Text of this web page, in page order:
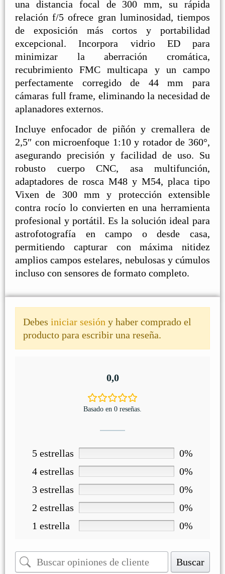
una distancia focal de 300 mm, su rápida
relación f/5 ofrece gran luminosidad, tiempos
de exposición más cortos y portabilidad
excepcional. Incorpora vidrio ED para
minimizar la aberración cromática,
recubrimiento FMC multicapa y un campo
perfectamente corregido de 44 mm para
cámaras full frame, eliminando la necesidad de
aplanadores externos.
Incluye enfocador de piñón y cremallera de
2,5″ con microenfoque 1:10 y rotador de 360°,
asegurando precisión y facilidad de uso. Su
robusto cuerpo CNC, asa multifunción,
adaptadores de rosca M48 y M54, placa tipo
Vixen de 300 mm y protección extensible
contra rocío lo convierten en una herramienta
profesional y portátil. Es la solución ideal para
astrofotografía en campo o desde casa,
permitiendo capturar con máxima nitidez
amplios campos estelares, nebulosas y cúmulos
incluso con sensores de formato completo.
Debes iniciar sesión y haber comprado el
producto para escribir una reseña.
0,0
Basado en 0 reseñas.
5 estrellas
0%
4 estrellas
0%
3 estrellas
0%
2 estrellas
0%
1 estrella
0%
Buscar